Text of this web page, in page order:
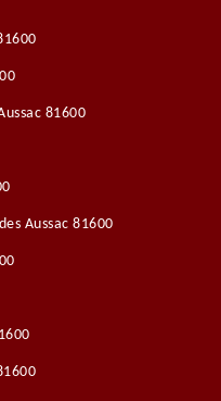
81600
Aussac 81600